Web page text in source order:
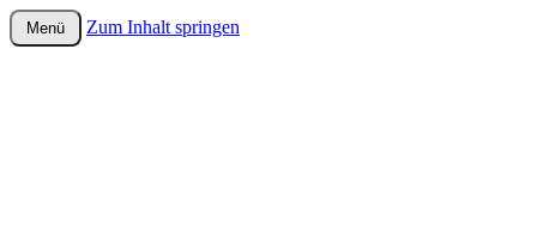
wurster-cartoon-blog.de
Menü Zum Inhalt springen